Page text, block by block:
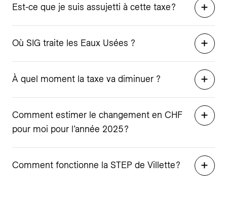
Est-ce que je suis assujetti à cette taxe ?
Où SIG traite les Eaux Usées ?
À quel moment la taxe va diminuer ?
Comment estimer le changement en CHF
pour moi pour l’année 2025 ?
Comment fonctionne la STEP de Villette ?